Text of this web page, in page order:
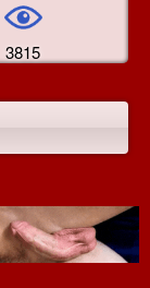
3815